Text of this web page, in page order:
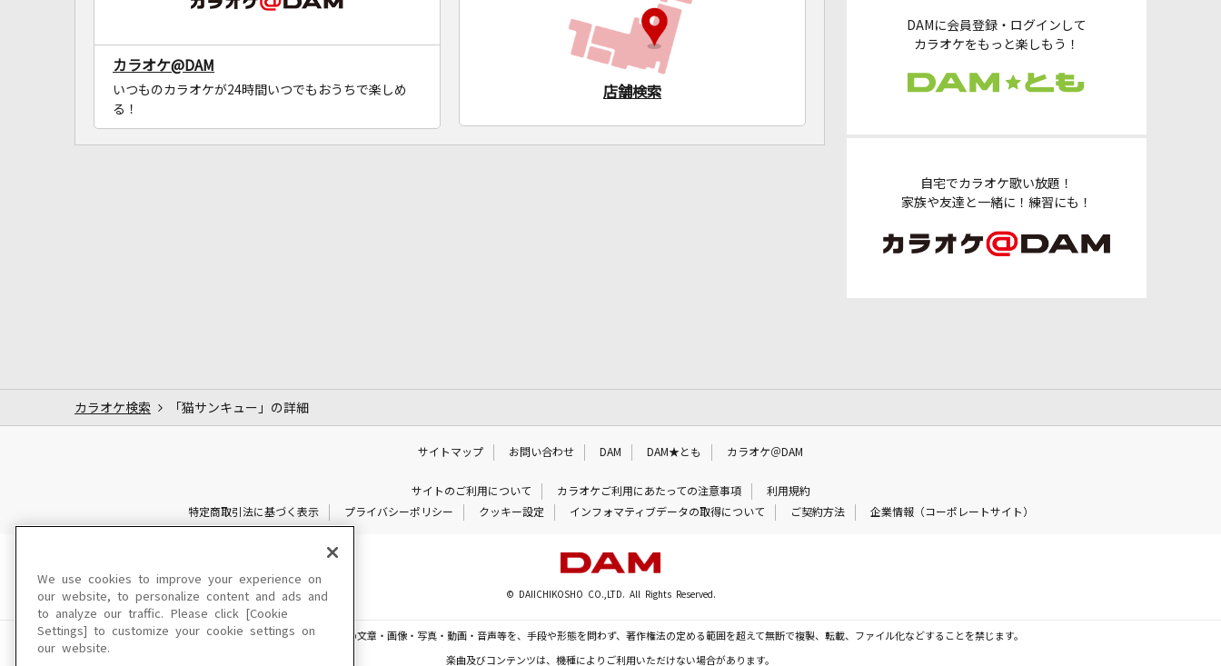
DAMに会員登録・ログインして
カラオケをもっと楽しもう！
自宅でカラオケ歌い放題！
家族や友達と一緒に！練習にも！
カラオケ@DAM
いつものカラオケが24時間いつでもおうちで楽しめ
る！
店舗検索
カラオケ検索 「猫サンキュー」の詳細
サイトマップ お問い合わせ DAM DAM★とも カラオケ＠DAM
サイトのご利用について カラオケご利用にあたっての注意事項
利用規約
特定商取引法に基づく表示
プライバシーポリシー クッキー設定 インフォマティブデータの取得について ご契約方法 企業情報（コーポレートサイト）
© DAIICHIKOSHO CO.,LTD. All Rights Reserved.
このサイトに掲載されている一切の文章・画像・写真・動画・音声等を、手段や形態を問わず、著作権法の定める範囲を超えて無断で複製、転載、ファイル化などすることを禁じます。
楽曲及びコンテンツは、機種によりご利用いただけない場合があります。
We use cookies to improve your experience on
our website, to personalize content and ads and
to analyze our traffic. Please click [Cookie
Settings] to customize your cookie settings on
our website.